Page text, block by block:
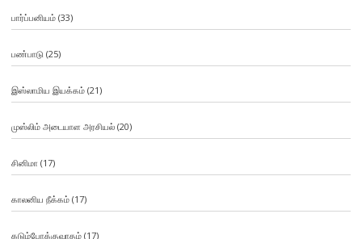
பார்ப்பனியம்(33)
பண்பாடு(25)
இஸ்லாமிய இயக்கம்(21)
முஸ்லிம் அடையாள அரசியல்(20)
சினிமா (17)
காலனிய நீக்கம்(17)
கடும்போக்குவாதம்(17)